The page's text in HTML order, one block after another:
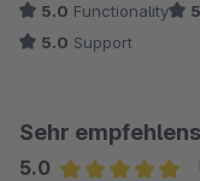
5.0 Functionality
5.0 Support
Sehr
5.0